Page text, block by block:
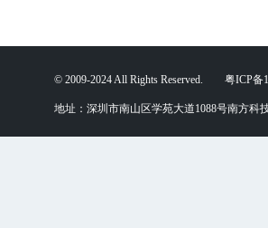
© 2009-2024 All Rights Reserved. 粤ICP备
地址：深圳市南山区学苑大道1088号南方科